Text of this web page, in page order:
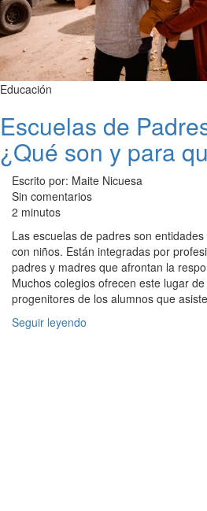
Educación
Escuelas de
¿Qué son y para
Escrito por: Maite Nicuesa
Sin comentarios
2 minutos
Las escuelas de padres son
con niños. Están integradas por
padres y madres que afrontan la
Muchos colegios ofrecen este lugar
progenitores de los alumnos que
Seguir leyendo